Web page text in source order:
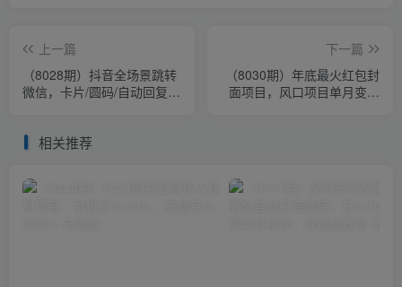
上一篇
（8028期）抖音全场景跳转
微信，卡片/圆码/自动回复等
下一篇
（8030期）年底最火红包封
面项目，风口项目单月变现
相关推荐